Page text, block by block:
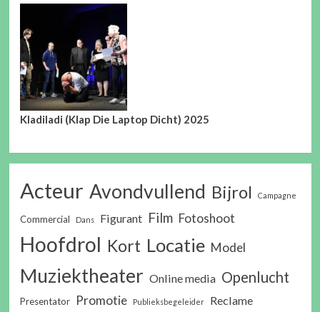
Kladiladi (Klap Die Laptop Dicht) 2025
Acteur Avondvullend Bijrol Campagne
Commercial Dans Figurant Film Fotoshoot
Hoofdrol Kort Locatie Model
Muziektheater Online media Openlucht
Presentator Promotie Publieksbegeleider Reclame